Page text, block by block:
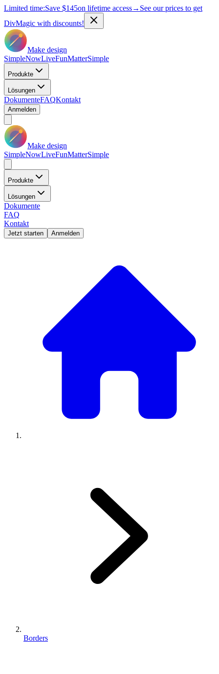
Limited time:Save $145on lifetime access→ See our prices to get
DivMagic with discounts!
Make design
SimpleNowLiveFunMatterSimple
Produkte
Lösungen
DokumenteFAQKontakt
Anmelden
Make design
SimpleNowLiveFunMatterSimple
Produkte
Lösungen
Dokumente
FAQ
Kontakt
Jetzt starten Anmelden
Borders